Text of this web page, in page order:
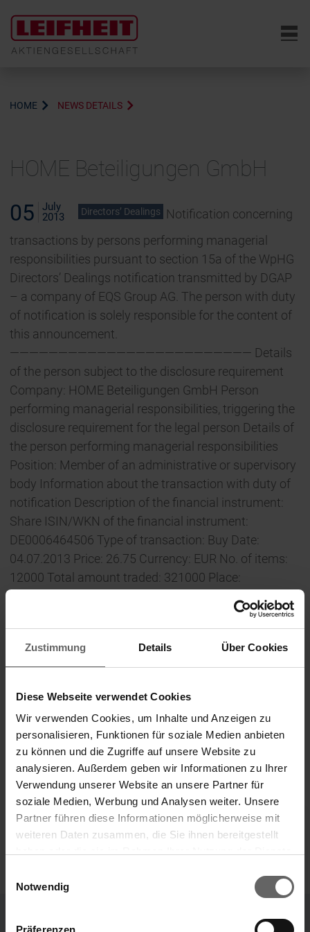
Zustimmung Details Über Cookies
Diese Webseite verwendet Cookies
Wir verwenden Cookies, um Inhalte und Anzeigen zu
personalisieren, Funktionen für soziale Medien anbieten
zu können und die Zugriffe auf unsere Website zu
analysieren. Außerdem geben wir Informationen zu Ihrer
Verwendung unserer Website an unsere Partner für
soziale Medien, Werbung und Analysen weiter. Unsere
Partner führen diese Informationen möglicherweise mit
weiteren Daten zusammen, die Sie ihnen bereitgestellt
Cookies, wenn Sie unsere Webseite weiterhin nutzen.
Notwendig
Präferenzen
6
HOME NEWS DETAILS
HOME Beteiligungen GmbH
05
July
2013
Directors’ Dealings
Notification concerning
transactions by persons performing managerial
responsibilities pursuant to section 15a of the WpHG
Directors’ Dealings notification transmitted by DGAP
– a company of EQS Group AG. The person with duty
of notification is solely responsible for the content of
this announcement.
————————————————————————— Details
of the person subject to the disclosure requirement
Company: HOME Beteiligungen GmbH Person
performing managerial responsibilities, triggering the
disclosure requirement for the legal person Details of
the person performing managerial responsibilities
Position: Member of an administrative or supervisory
body Information about the transaction with duty of
notification Description of the financial instrument:
Share ISIN/WKN of the financial instrument:
DE0006464506 Type of transaction: Buy Date:
04.07.2013 Price: 26.75 Currency: EUR No. of items:
12000 Total amount traded: 321000 Place:
außerbörslich Inland Information about the company
with duty of publication Issuer: Leifheit AG
Leifheitstraße 56377 Nassau Deutschland ISIN:
DE0006464506 WKN: 646450 End of Directors’
Dealings Notification (c) DGAP 05.07.2013 DGAP
Distribution Services include Regulatory
Press Releases. Media archive at www.dgap-
medientreff.de and www.dgap.de ID 17318
Annual Report
w
Sustainability Report
Search suggestions